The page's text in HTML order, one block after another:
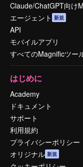
Claude/ChatGPT向け
エージェント 新規
API
モバイルアプリ
すべてのMagnificツー
はじめに
Academy
ドキュメント
サポート
利用規約
プライバシーポリシー
オリジナル 新規